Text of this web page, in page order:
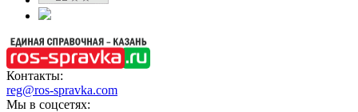
Контакты:
reg@ros-spravka.com
Мы в соцсетях: